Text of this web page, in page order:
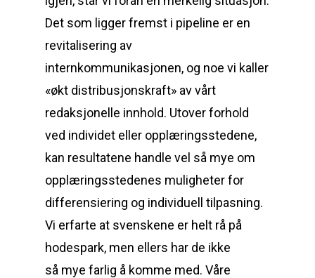
Det som ligger fremst i pipeline er en
revitalisering av
internkommunikasjonen, og noe vi kaller
«økt distribusjonskraft» av vårt
redaksjonelle innhold. Utover forhold
ved individet eller opplæringsstedene,
kan resultatene handle vel så mye om
opplæringsstedenes muligheter for
differensiering og individuell tilpasning.
Vi erfarte at svenskene er helt rå på
hodespark, men ellers har de ikke
så mye farlig å komme med. Våre